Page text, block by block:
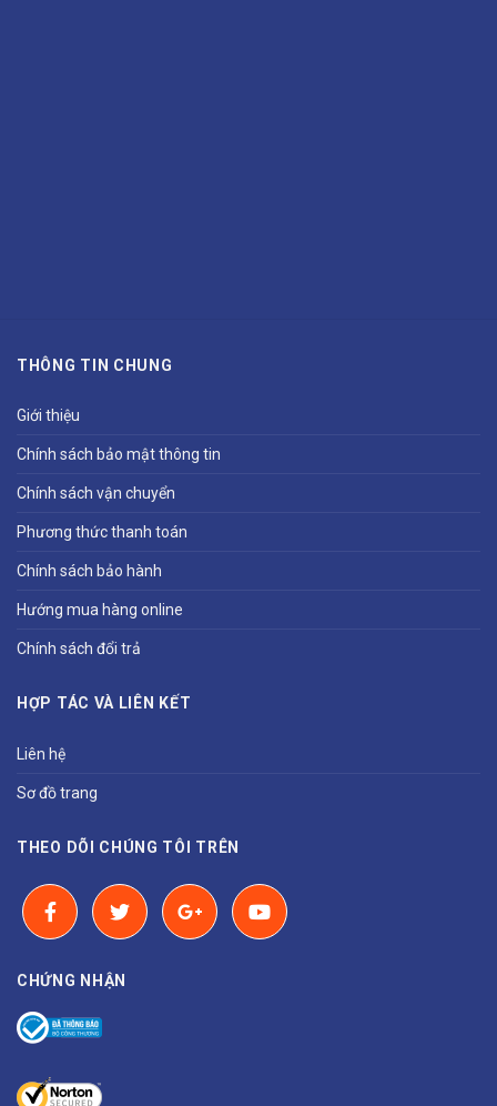
THÔNG TIN CHUNG
Giới thiệu
Chính sách bảo mật thông tin
Chính sách vận chuyển
Phương thức thanh toán
Chính sách bảo hành
Hướng mua hàng online
Chính sách đổi trả
HỢP TÁC VÀ LIÊN KẾT
Liên hệ
Sơ đồ trang
THEO DÕI CHÚNG TÔI TRÊN
CHỨNG NHẬN